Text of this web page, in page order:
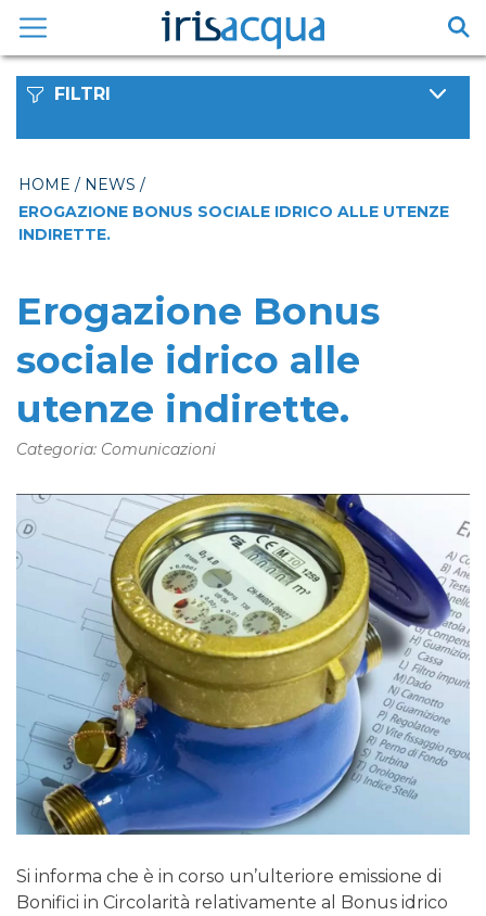
contenuto
FILTRI
HOME / NEWS /
EROGAZIONE BONUS SOCIALE IDRICO ALLE UTENZE
INDIRETTE.
Erogazione Bonus
sociale idrico alle
utenze indirette.
Categoria: Comunicazioni
Si informa che è in corso un’ulteriore emissione di
Bonifici in Circolarità relativamente al Bonus idrico